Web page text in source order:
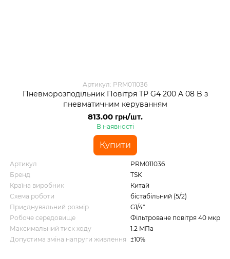
Артикул: PRM011036
Пневморозподільник Повітря TP G4 200 A 08 B з
пневматичним керуванням
813.00 грн/шт.
В наявності
Купити
Артикул
PRM011036
Бренд
TSK
Країна виробник
Китай
Схема роботи
бістабільний (5/2)
Приєднувальний розмір
G1/4"
Робоче середовище
Фільтроване повітря 40 мкр
Максимальний тиск ходу
1.2 MПа
Допустима зміна напруги живлення ±10%